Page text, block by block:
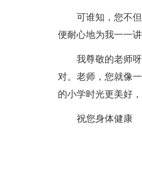
可谁知，您不
便耐心地为我一一讲
我尊敬的老师
对。老师，您就像
的小学时光更美好
祝您身体健康